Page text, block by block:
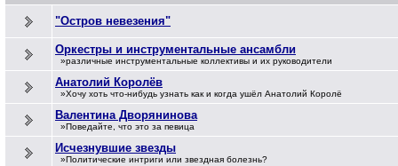
"Остров невезения"
Оркестры и инструментальные ансамбли
»различные инструментальные коллективы и их руководители
Анатолий Королёв
»Хочу хоть что-нибудь узнать как и когда ушёл Анатолий Королё
Валентина Дворянинова
»Поведайте, что это за певица
Исчезнувшие звезды
»Политические интриги или звездная болезнь?